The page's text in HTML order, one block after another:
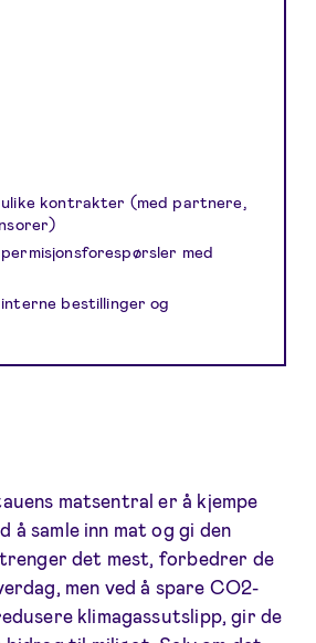
kontrakter (med partnere,
med
bestillinger og
matsentral er å kjempe
å samle inn mat og gi den
det mest, forbedrer de
men ved å spare CO2-
klimagassutslipp, gir de